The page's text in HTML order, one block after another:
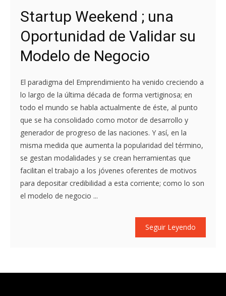
Startup Weekend ; una
Oportunidad de Validar su
Modelo de Negocio
El paradigma del Emprendimiento ha venido creciendo a
lo largo de la última década de forma vertiginosa; en
todo el mundo se habla actualmente de éste, al punto
que se ha consolidado como motor de desarrollo y
generador de progreso de las naciones. Y así, en la
misma medida que aumenta la popularidad del término,
se gestan modalidades y se crean herramientas que
facilitan el trabajo a los jóvenes oferentes de motivos
para depositar credibilidad a esta corriente; como lo son
el modelo de negocio ...
Seguir Leyendo